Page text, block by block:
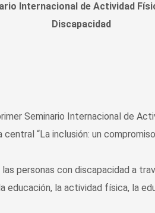
Internacional de Actividad
Discapacidad
Seminario Internacional de
“La inclusión: un
las personas con discapacidad a
educación, la actividad física, la